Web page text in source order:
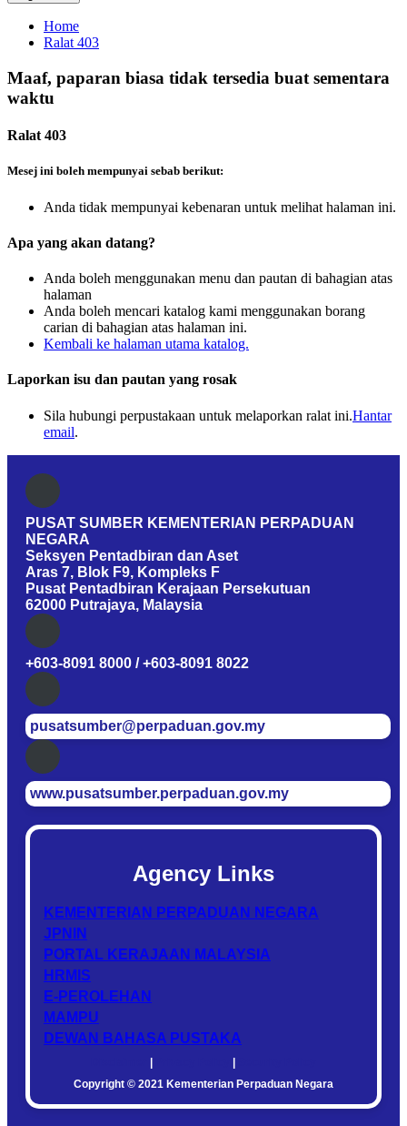
Home
Ralat 403
Maaf, paparan biasa tidak tersedia buat sementara
waktu
Ralat 403
Mesej ini boleh mempunyai sebab berikut:
Anda tidak mempunyai kebenaran untuk melihat halaman ini.
Apa yang akan datang?
Anda boleh menggunakan menu dan pautan di bahagian atas
halaman
Anda boleh mencari katalog kami menggunakan borang
carian di bahagian atas halaman ini.
Kembali ke halaman utama katalog.
Laporkan isu dan pautan yang rosak
Sila hubungi perpustakaan untuk melaporkan ralat ini.Hantar
email.
PUSAT SUMBER KEMENTERIAN PERPADUAN
NEGARA
Seksyen Pentadbiran dan Aset
Aras 7, Blok F9, Kompleks F
Pusat Pentadbiran Kerajaan Persekutuan
62000 Putrajaya, Malaysia
+603-8091 8000 / +603-8091 8022
pusatsumber@perpaduan.gov.my
www.pusatsumber.perpaduan.gov.my
Agency Links
KEMENTERIAN PERPADUAN NEGARA
JPNIN
PORTAL KERAJAAN MALAYSIA
HRMIS
E-PEROLEHAN
MAMPU
DEWAN BAHASA PUSTAKA
| |
Copyright © 2021 Kementerian Perpaduan Negara